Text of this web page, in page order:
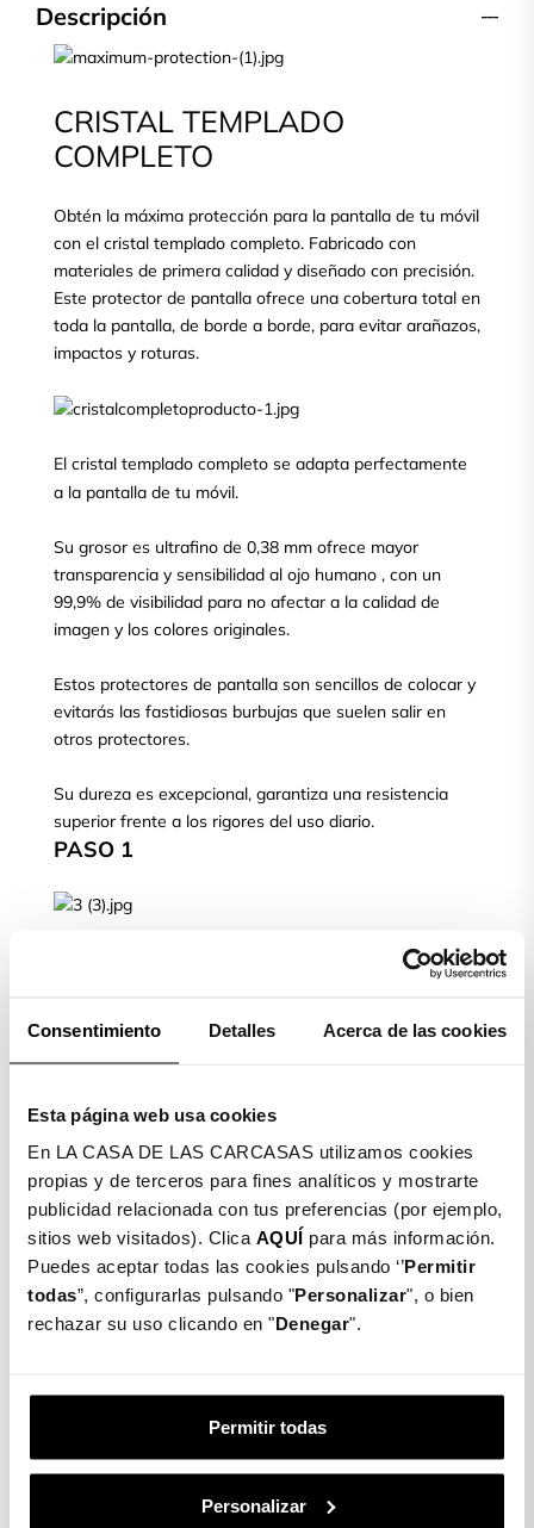
Consentimiento Detalles Acerca de las cookies
Esta página web usa cookies
En LA CASA DE LAS CARCASAS utilizamos cookies
propias y de terceros para fines analíticos y mostrarte
publicidad relacionada con tus preferencias (por ejemplo,
sitios web visitados). Clica AQUÍ para más información.
Puedes aceptar todas las cookies pulsando ‘’Permitir
todas”, configurarlas pulsando "Personalizar", o bien
rechazar su uso clicando en "Denegar".
Permitir todas
Personalizar
Descripción
CRISTAL TEMPLADO
COMPLETO
Obtén la máxima protección para la pantalla de tu móvil
con el cristal templado completo. Fabricado con
materiales de primera calidad y diseñado con precisión.
Este protector de pantalla ofrece una cobertura total en
toda la pantalla, de borde a borde, para evitar arañazos,
impactos y roturas.
El cristal templado completo se adapta perfectamente
a la pantalla de tu móvil.
Su grosor es ultrafino de 0,38 mm ofrece mayor
transparencia y sensibilidad al ojo humano , con un
99,9% de visibilidad para no afectar a la calidad de
imagen y los colores originales.
Estos protectores de pantalla son sencillos de colocar y
evitarás las fastidiosas burbujas que suelen salir en
otros protectores.
Su dureza es excepcional, garantiza una resistencia
superior frente a los rigores del uso diario.
PASO 1
Limpiamos la pantalla de nuestro móvil con la toallita
húmeda (Wet) y posteriormente secamos con la toallita
PASO 2
Colocamos el móvil de manera horizontal. Cogemos el
cristal templado, quitamos el plástico protector, lo
ajustamos y lo dejamos caer suavemente.
PASO 3
limpiamos y quitamos las posibles burbujas que puedan
¿Quieres proteger tu móvil?